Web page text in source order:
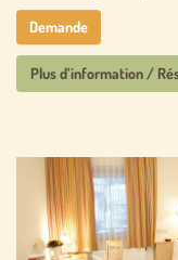
Demande
Plus d’information /